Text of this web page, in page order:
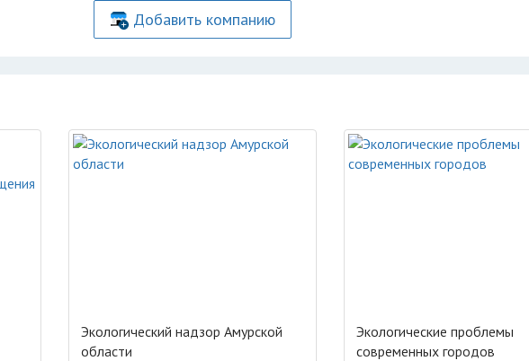
Добавить компанию
Экологический надзор Амурской
области
Экологические проблемы
современных городов